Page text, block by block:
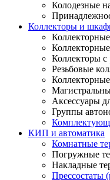
Колодезные
Коллекторы и
Коллекторы
Резьбовые
Аксессуары
Группы
КИП и автоматика
Комнатные
Погружные
Накладные
Прессостаты